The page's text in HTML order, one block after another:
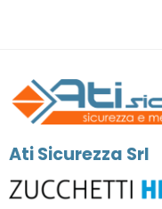
Ati Sicurezza Srl